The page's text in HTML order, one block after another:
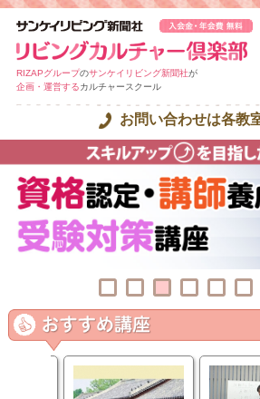
RIZAPグループのサンケイリビング新聞社が
企画・運営するカルチャースクール
お問い合わせは各教